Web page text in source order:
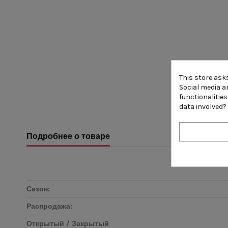
Подробнее о товаре
Сезон:
Распродажа:
Открытый / Закрытый
This store
Social media
functionalities
data involved?